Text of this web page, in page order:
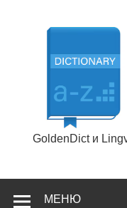
содержимому
GoldenDict и
МЕНЮ